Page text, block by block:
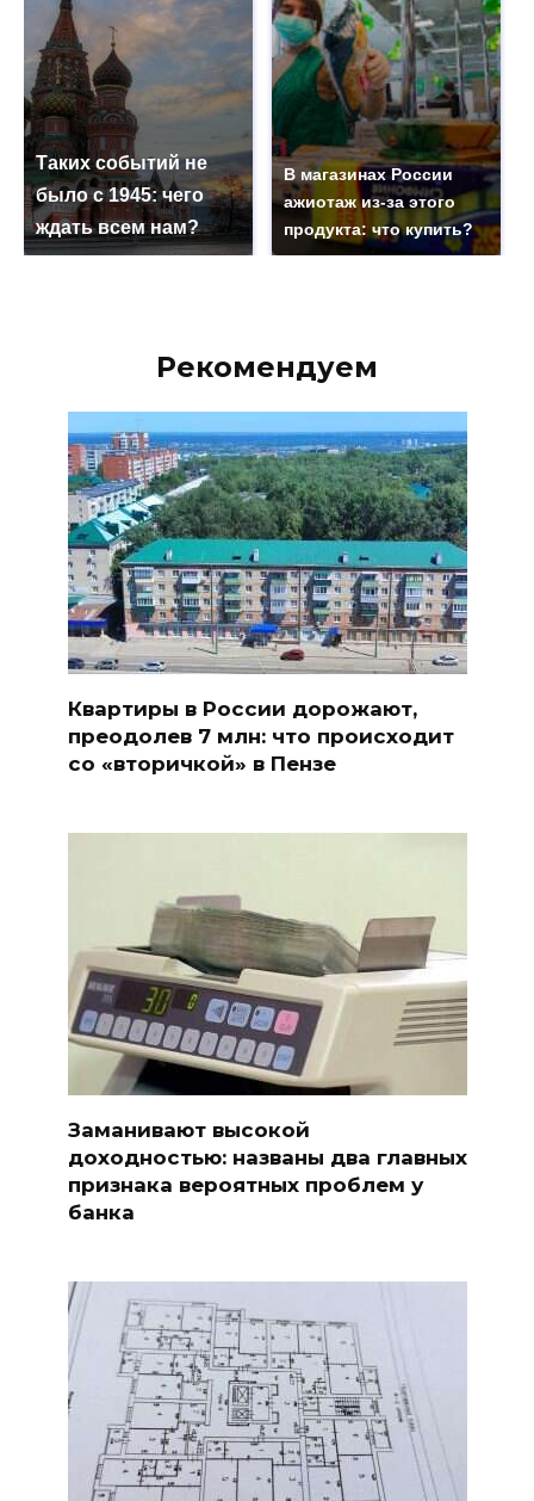
Таких событий не
было с 1945: чего
ждать всем нам?
В магазинах России
ажиотаж из-за этого
продукта: что купить?
Рекомендуем
Квартиры в России дорожают,
преодолев 7 млн: что происходит
со «вторичкой» в Пензе
Заманивают высокой
доходностью: названы два главных
признака вероятных проблем у
банка